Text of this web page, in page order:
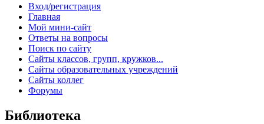
Вход/регистрация
Главная
Мой мини-сайт
Ответы на вопросы
Поиск по сайту
Сайты классов, групп, кружков...
Сайты образовательных учреждений
Сайты коллег
Форумы
Библиотека